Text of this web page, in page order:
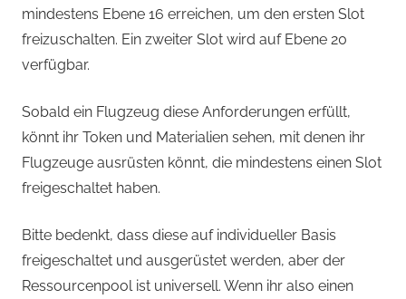
mindestens Ebene 16 erreichen, um den ersten Slot
freizuschalten. Ein zweiter Slot wird auf Ebene 20
verfügbar.
Sobald ein Flugzeug diese Anforderungen erfüllt,
könnt ihr Token und Materialien sehen, mit denen ihr
Flugzeuge ausrüsten könnt, die mindestens einen Slot
freigeschaltet haben.
Bitte bedenkt, dass diese auf individueller Basis
freigeschaltet und ausgerüstet werden, aber der
Ressourcenpool ist universell. Wenn ihr also einen